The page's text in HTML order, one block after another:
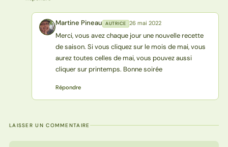
MP Martine Pineau AUTRICE 26 mai 2022
Merci, vous avez chaque jour une nouvelle recette
de saison. Si vous cliquez sur le mois de mai, vous
aurez toutes celles de mai, vous pouvez aussi
cliquer sur printemps. Bonne soirée
Répondre
LAISSER UN COMMENTAIRE